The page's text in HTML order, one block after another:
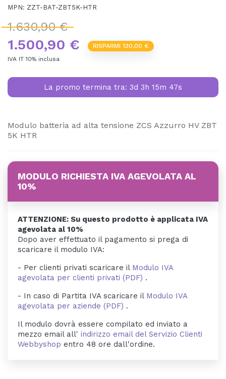
MPN: ZZT-BAT-ZBT5K-HTR
1.630,90 €
1.500,90 €
RISPARMI 130,00 €
IVA IT 10% inclusa
La promo termina tra: 3d 3h 15m 47s
Modulo batteria ad alta tensione ZCS Azzurro HV ZBT
5K HTR
MODULO RICHIESTA IVA AGEVOLATA AL
10%
ATTENZIONE: Su questo prodotto è applicata IVA
agevolata al 10%
Dopo aver effettuato il pagamento si prega di
scaricare il modulo IVA:
- Per clienti privati scaricare il Modulo IVA
agevolata per clienti privati (PDF) .
- In caso di Partita IVA scaricare il Modulo IVA
agevolata per aziende (PDF) .
Il modulo dovrà essere compilato ed inviato a
mezzo email all' indirizzo email del Servizio Clienti
Webbyshop entro 48 ore dall'ordine.